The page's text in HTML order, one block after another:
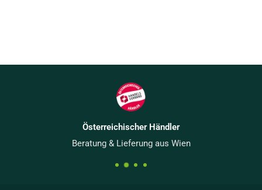
Österreichischer Händler
Beratung & Lieferung aus Wien